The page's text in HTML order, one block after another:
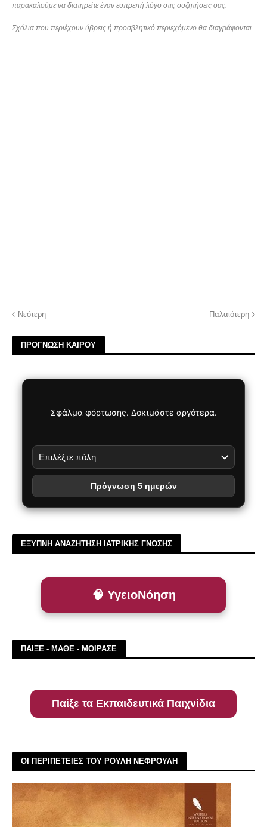
παρακαλούμε να διατηρείτε έναν ευπρεπή λόγο στις συζητήσεις σας.
Σχόλια που περιέχουν ύβρεις ή προσβλητικό περιεχόμενο θα διαγράφονται.
Νεότερη Παλαιότερη
ΠΡΟΓΝΩΣΗ ΚΑΙΡΟΥ
Σφάλμα φόρτωσης. Δοκιμάστε αργότερα.
Πρόγνωση 5 ημερών
ΕΞΥΠΝΗ ΑΝΑΖΗΤΗΣΗ ΙΑΤΡΙΚΗΣ ΓΝΩΣΗΣ
🧠 ΥγειοΝόηση
ΠΑΙΞΕ - ΜΑΘΕ - ΜΟΙΡΑΣΕ
Παίξε τα Εκπαιδευτικά Παιχνίδια
ΟΙ ΠΕΡΙΠΕΤΕΙΕΣ ΤΟΥ ΡΟΥΛΗ ΝΕΦΡΟΥΛΗ